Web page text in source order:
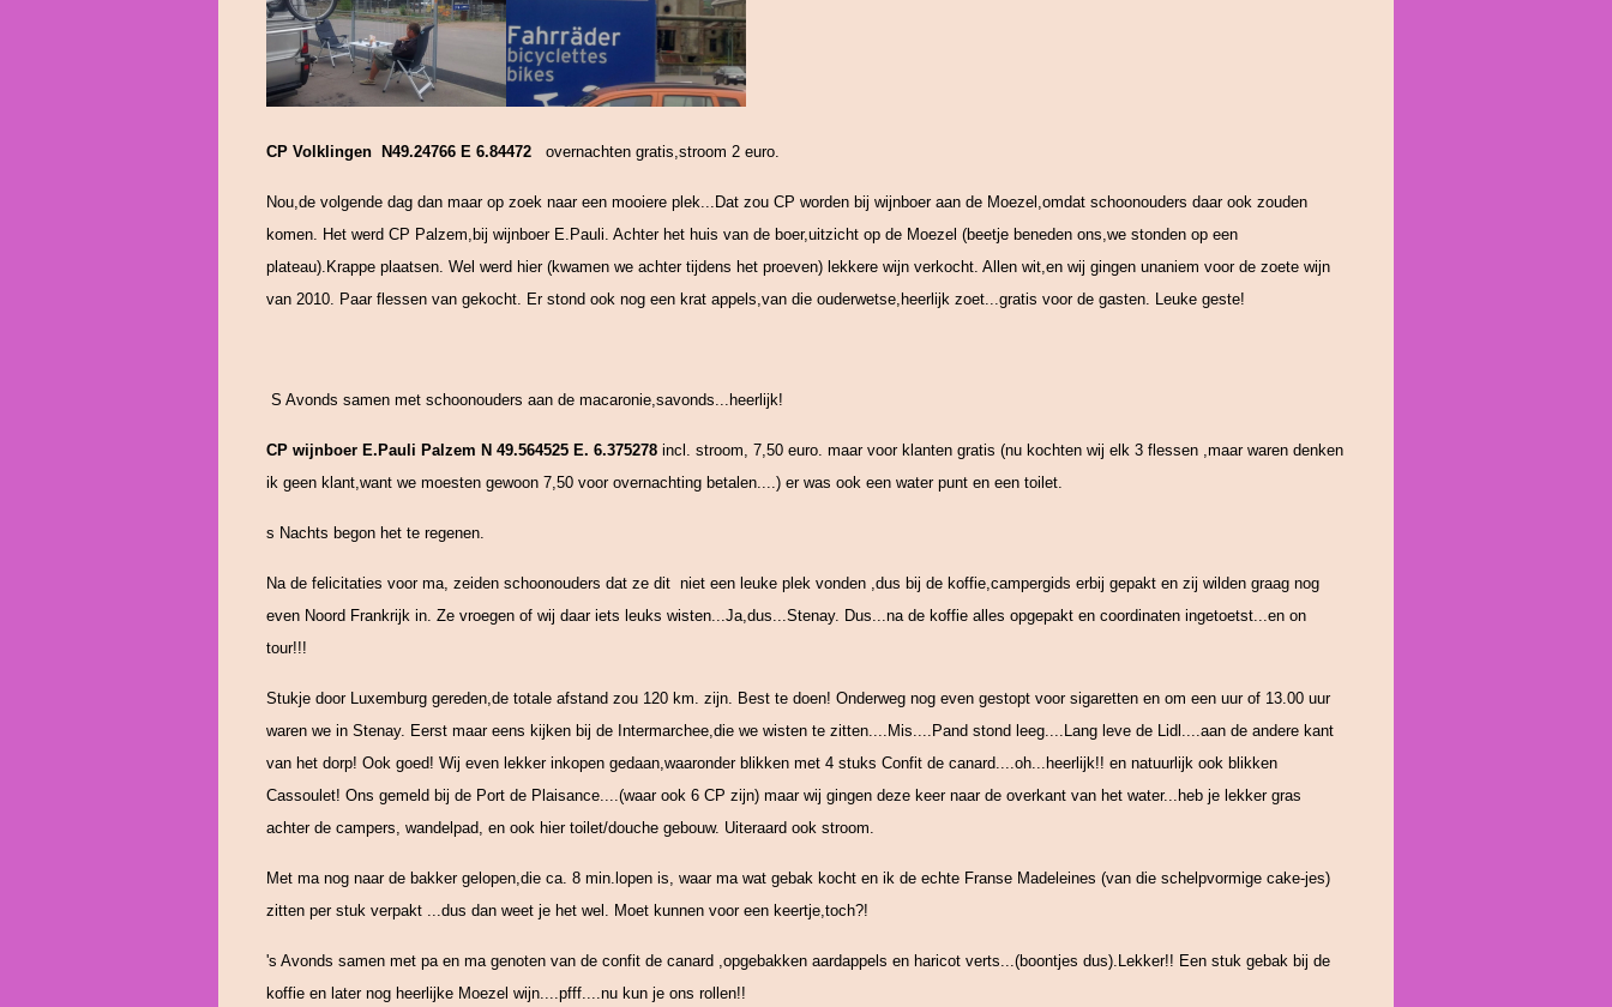
CP Volklingen N49.24766 E 6.84472 overnachten gratis,stroom 2 euro.
Nou,de volgende dag dan maar op zoek naar een mooiere plek...Dat zou CP worden bij wijnboer aan de Moezel,omdat schoonouders daar ook zouden
komen. Het werd CP Palzem,bij wijnboer E.Pauli. Achter het huis van de boer,uitzicht op de Moezel (beetje beneden ons,we stonden op een
plateau).Krappe plaatsen. Wel werd hier (kwamen we achter tijdens het proeven) lekkere wijn verkocht. Allen wit,en wij gingen unaniem voor de zoete wijn
van 2010. Paar flessen van gekocht. Er stond ook nog een krat appels,van die ouderwetse,heerlijk zoet...gratis voor de gasten. Leuke geste!
S Avonds samen met schoonouders aan de macaronie,savonds...heerlijk!
CP wijnboer E.Pauli Palzem N 49.564525 E. 6.375278 incl. stroom, 7,50 euro. maar voor klanten gratis (nu kochten wij elk 3 flessen ,maar waren denken
ik geen klant,want we moesten gewoon 7,50 voor overnachting betalen....) er was ook een water punt en een toilet.
s Nachts begon het te regenen.
Na de felicitaties voor ma, zeiden schoonouders dat ze dit niet een leuke plek vonden ,dus bij de koffie,campergids erbij gepakt en zij wilden graag nog
even Noord Frankrijk in. Ze vroegen of wij daar iets leuks wisten...Ja,dus...Stenay. Dus...na de koffie alles opgepakt en coordinaten ingetoetst...en on
tour!!!
Stukje door Luxemburg gereden,de totale afstand zou 120 km. zijn. Best te doen! Onderweg nog even gestopt voor sigaretten en om een uur of 13.00 uur
waren we in Stenay. Eerst maar eens kijken bij de Intermarchee,die we wisten te zitten....Mis....Pand stond leeg....Lang leve de Lidl....aan de andere kant
van het dorp! Ook goed! Wij even lekker inkopen gedaan,waaronder blikken met 4 stuks Confit de canard....oh...heerlijk!! en natuurlijk ook blikken
Cassoulet! Ons gemeld bij de Port de Plaisance....(waar ook 6 CP zijn) maar wij gingen deze keer naar de overkant van het water...heb je lekker gras
achter de campers, wandelpad, en ook hier toilet/douche gebouw. Uiteraard ook stroom.
Met ma nog naar de bakker gelopen,die ca. 8 min.lopen is, waar ma wat gebak kocht en ik de echte Franse Madeleines (van die schelpvormige cake-jes)
zitten per stuk verpakt ...dus dan weet je het wel. Moet kunnen voor een keertje,toch?!
's Avonds samen met pa en ma genoten van de confit de canard ,opgebakken aardappels en haricot verts...(boontjes dus).Lekker!! Een stuk gebak bij de
koffie en later nog heerlijke Moezel wijn....pfff....nu kun je ons rollen!!